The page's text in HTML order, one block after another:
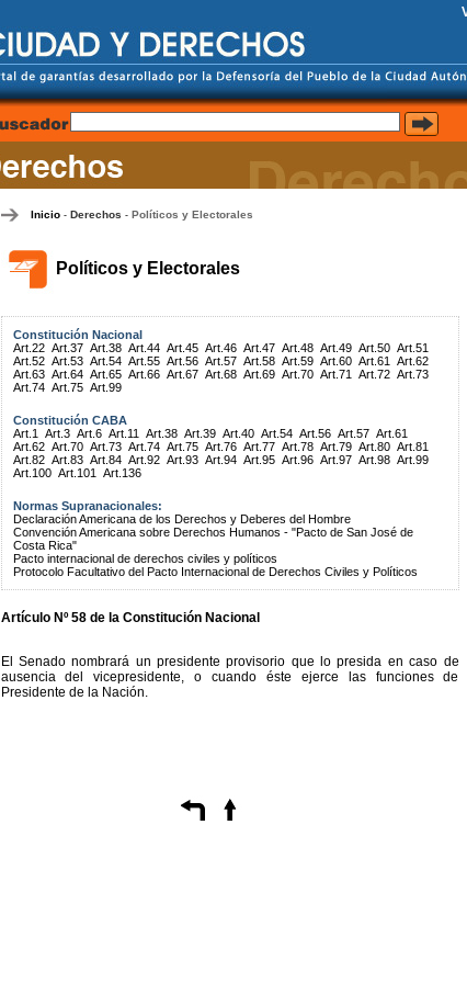
Inicio- Derechos - Políticos y Electorales
Políticos y Electorales
Constitución Nacional
Art.22 Art.37 Art.38 Art.44 Art.45 Art.46 Art.47 Art.48 Art.49 Art.50 Art.51
Art.52 Art.53 Art.54 Art.55 Art.56 Art.57 Art.58 Art.59 Art.60 Art.61
Art.62
Art.63 Art.64 Art.65 Art.66 Art.67 Art.68 Art.69 Art.70 Art.71 Art.72 Art.73
Art.74 Art.75 Art.99
Constitución CABA
Art.1
Art.3 Art.6 Art.11 Art.38 Art.39 Art.40 Art.54 Art.56 Art.57 Art.61
Art.62 Art.70 Art.73 Art.74 Art.75 Art.76 Art.77 Art.78 Art.79 Art.80 Art.81
Art.82 Art.83 Art.84 Art.92 Art.93 Art.94 Art.95 Art.96 Art.97 Art.98 Art.99
Art.100 Art.101 Art.136
Normas Supranacionales:
Declaración Americana de los Derechos y Deberes del Hombre
Convención Americana sobre Derechos Humanos - "Pacto de San José de
Costa Rica"
Pacto internacional de derechos civiles y políticos
Protocolo Facultativo del Pacto Internacional de Derechos Civiles y Políticos
Artículo Nº 58 de la Constitución Nacional
El Senado nombrará un presidente provisorio que lo presida en caso de
ausencia del vicepresidente, o cuando éste ejerce las funciones de
Presidente de la Nación.